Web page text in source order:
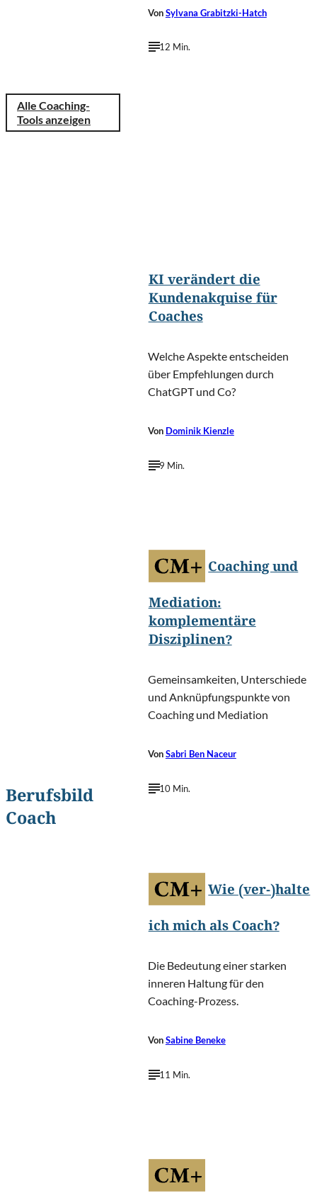
VonSylvana Grabitzki-Hatch
12 Min.
Alle Coaching-
Tools anzeigen
Berufsbild
Coach
KI verändert die
Kundenakquise für
Coaches
Welche Aspekte entscheiden
über Empfehlungen durch
ChatGPT und Co?
Von Dominik Kienzle
9 Min.
Coaching und
Mediation:
komplementäre
Disziplinen?
Gemeinsamkeiten, Unterschiede
und Anknüpfungspunkte von
Coaching und Mediation
VonSabri Ben Naceur
10 Min.
Wie (ver-)halte
ich mich als Coach?
Die Bedeutung einer starken
inneren Haltung für den
Coaching-Prozess.
VonSabine Beneke
11 Min.